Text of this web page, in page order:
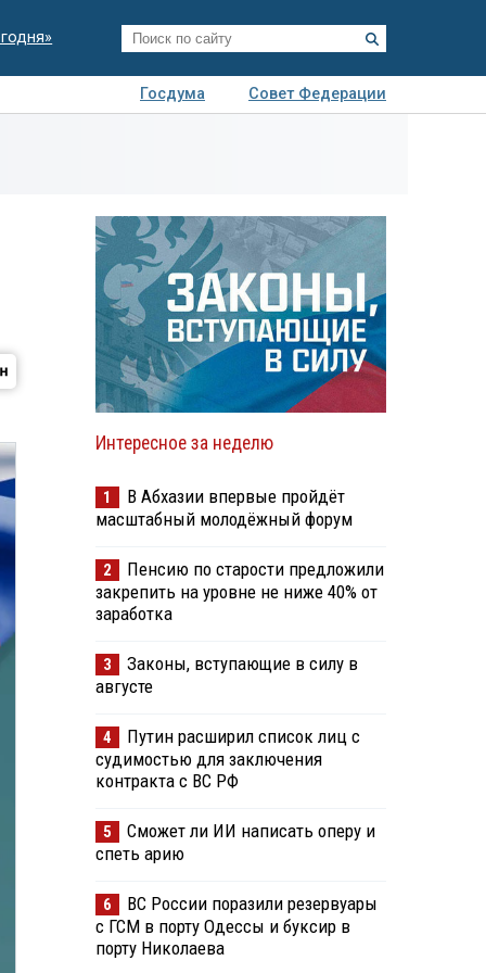
Госдума
Совет Федерации
Интересное за неделю
1
В Абхазии впервые пройдёт
масштабный молодёжный форум
2
Пенсию по старости предложили
закрепить на уровне не ниже 40% от
заработка
3
Законы, вступающие в силу в
августе
4
Путин расширил список лиц с
судимостью для заключения
контракта с ВС РФ
5
Сможет ли ИИ написать оперу и
спеть арию
6
ВС России поразили резервуары
с ГСМ в порту Одессы и буксир в
порту Николаева